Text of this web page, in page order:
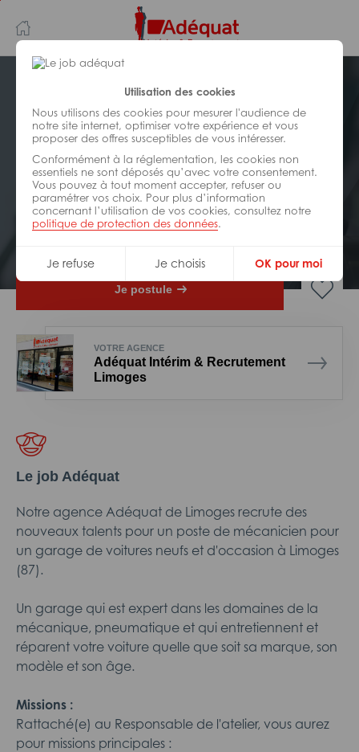
Utilisation des cookies
Nous utilisons des cookies pour mesurer l'audience de
notre site internet, optimiser votre expérience et vous
proposer des offres susceptibles de vous intéresser.
Conformément à la réglementation, les cookies non
essentiels ne sont déposés qu’avec votre consentement.
Vous pouvez à tout moment accepter, refuser ou
paramétrer vos choix. Pour plus d’information
concernant l’utilisation de vos cookies, consultez notre
politique de protection des données.
Je refuse Je choisis OK pour moi
au
contenu
principal
navigation
INDUSTRIE/FABRICATION/
TRANSFORMATION
Réf : 0DB-312842
Mecanicien vl H/F
Interim Limoges
Je postule
VOTRE AGENCE
Adéquat Intérim & Recrutement
Limoges
Le job Adéquat
Notre agence Adéquat de Limoges recrute des
nouveaux talents pour un poste de mécanicien pour
un garage de voitures neufs et d'occasion à Limoges
(87).
Un garage qui est expert dans les domaines de la
mécanique, pneumatique et qui entretiennent et
réparent votre voiture quelle que soit sa marque, son
modèle et son âge.
Missions :
Rattaché(e) au Responsable de l'atelier, vous aurez
pour missions principales :